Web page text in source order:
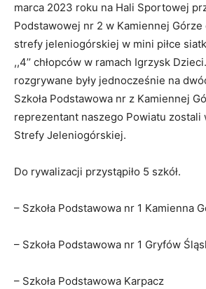
marca 2023 roku na Hali Sportowej
Podstawowej nr 2 w Kamiennej Górze
strefy jeleniogórskiej w mini piłce
,,4’’ chłopców w ramach Igrzysk
rozgrywane były jednocześnie na
Szkoła Podstawowa nr z Kamiennej
reprezentant naszego Powiatu zostali
Strefy Jeleniogórskiej.
Do rywalizacji przystąpiło 5 szkół.
– Szkoła Podstawowa nr 1 Kamienna
– Szkoła Podstawowa nr 1 Gryfów
– Szkoła Podstawowa Karpacz